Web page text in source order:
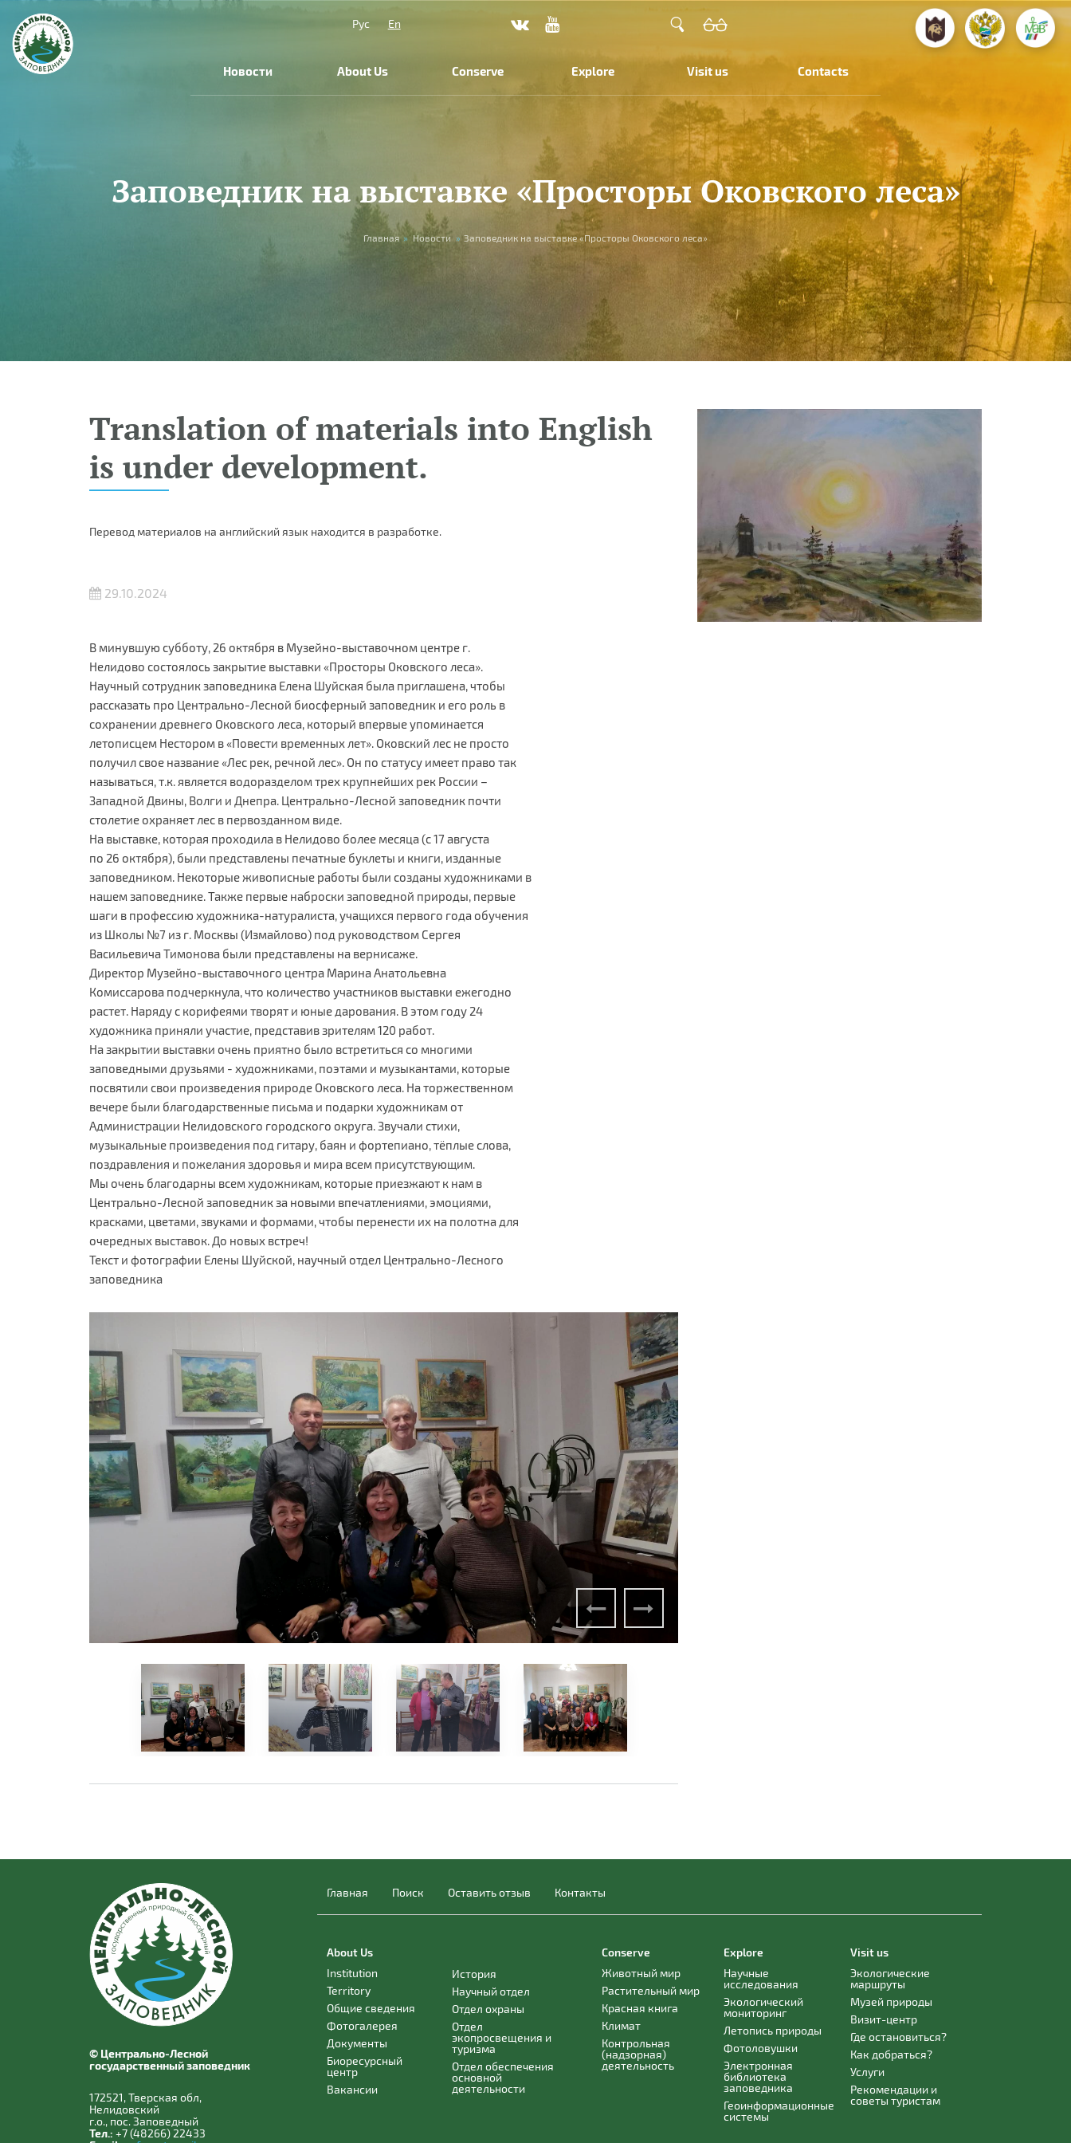
Рус
En
Новости About Us Conserve Explore Visit us Contacts
Заповедник на выставке «Просторы Оковского леса»
Главная » Новости » Заповедник на выставке «Просторы Оковского леса»
Translation of materials into English
is under development.
Перевод материалов на английский язык находится в разработке.
29.10.2024
В минувшую субботу, 26 октября в Музейно-выставочном центре г.
Нелидово состоялось закрытие выставки «Просторы Оковского леса».
Научный сотрудник заповедника Елена Шуйская была приглашена, чтобы
рассказать про Центрально-Лесной биосферный заповедник и его роль в
сохранении древнего Оковского леса, который впервые упоминается
летописцем Нестором в «Повести временных лет». Оковский лес не просто
получил свое название «Лес рек, речной лес». Он по статусу имеет право так
называться, т.к. является водоразделом трех крупнейших рек России –
Западной Двины, Волги и Днепра. Центрально-Лесной заповедник почти
столетие охраняет лес в первозданном виде.
На выставке, которая проходила в Нелидово более месяца (с 17 августа
по 26 октября), были представлены печатные буклеты и книги, изданные
заповедником. Некоторые живописные работы были созданы художниками в
нашем заповеднике. Также первые наброски заповедной природы, первые
шаги в профессию художника-натуралиста, учащихся первого года обучения
из Школы №7 из г. Москвы (Измайлово) под руководством Сергея
Васильевича Тимонова были представлены на вернисаже.
Директор Музейно-выставочного центра Марина Анатольевна
Комиссарова подчеркнула, что количество участников выставки ежегодно
растет. Наряду с корифеями творят и юные дарования. В этом году 24
художника приняли участие, представив зрителям 120 работ.
На закрытии выставки очень приятно было встретиться со многими
заповедными друзьями - художниками, поэтами и музыкантами, которые
посвятили свои произведения природе Оковского леса. На торжественном
вечере были благодарственные письма и подарки художникам от
Администрации Нелидовского городского округа. Звучали стихи,
музыкальные произведения под гитару, баян и фортепиано, тёплые слова,
поздравления и пожелания здоровья и мира всем присутствующим.
Мы очень благодарны всем художникам, которые приезжают к нам в
Центрально-Лесной заповедник за новыми впечатлениями, эмоциями,
красками, цветами, звуками и формами, чтобы перенести их на полотна для
очередных выставок. До новых встреч!
Текст и фотографии Елены Шуйской, научный отдел Центрально-Лесного
заповедника
© Центрально-Лесной
государственный заповедник
172521, Тверская обл,
Нелидовский
г.о., пос. Заповедный
Тел.: +7 (48266) 22433
Главная Поиск Оставить отзыв Контакты
About Us
Institution
Territory
Общие сведения
Фотогалерея
Документы
Биоресурсный
центр
Вакансии
История
Научный отдел
Отдел охраны
Отдел
экопросвещения и
туризма
Отдел обеспечения
основной
деятельности
Conserve
Животный мир
Растительный мир
Красная книга
Климат
Контрольная
(надзорная)
деятельность
Explore
Научные
исследования
Экологический
мониторинг
Летопись природы
Фотоловушки
Электронная
библиотека
заповедника
Геоинформационные
системы
Visit us
Экологические
маршруты
Музей природы
Визит-центр
Где остановиться?
Как добраться?
Услуги
Рекомендации и
советы туристам